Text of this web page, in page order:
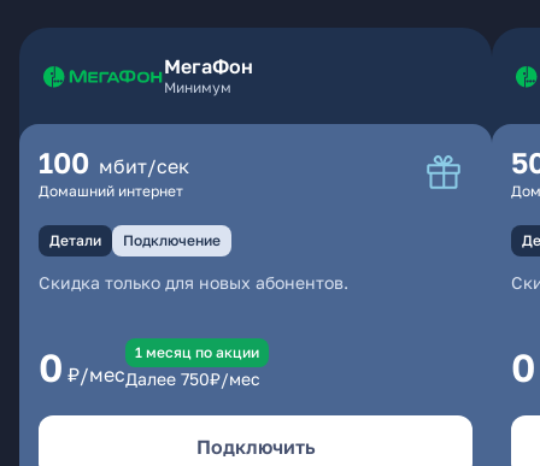
МегаФон
Минимум
100 мбит/сек
Домашний интернет
Детали Подключение
Скидка только для новых абонентов.
0 ₽/мес
1 месяц по акции
Далее 750₽/мес
Подключить
0